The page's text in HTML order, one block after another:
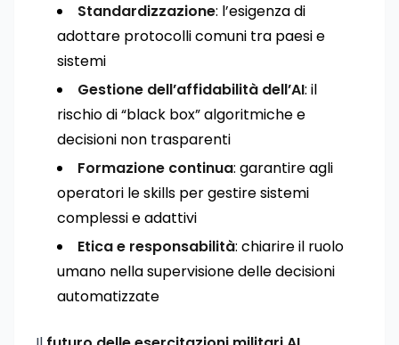
Standardizzazione: l’esigenza di
adottare protocolli comuni tra paesi e
sistemi
Gestione dell’affidabilità dell’AI: il
rischio di “black box” algoritmiche e
decisioni non trasparenti
Formazione continua: garantire agli
operatori le skills per gestire sistemi
complessi e adattivi
Etica e responsabilità: chiarire il ruolo
umano nella supervisione delle decisioni
automatizzate